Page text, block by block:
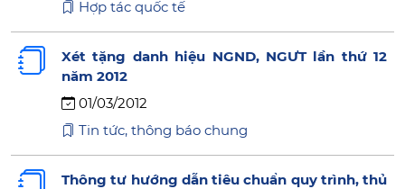
Hợp tác quốc tế
Xét tặng danh hiệu NGND, NGƯT lần thứ 12
năm 2012
01/03/2012
Tin tức, thông báo chung
Thông tư hướng dẫn tiêu chuẩn quy trình, thủ